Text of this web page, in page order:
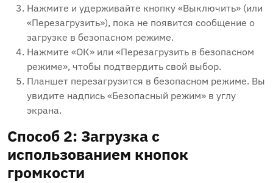
Нажмите и удерживайте кнопку «Выключить» (или
«Перезагрузить»), пока не появится сообщение о
загрузке в безопасном режиме.
Нажмите «ОК» или «Перезагрузить в безопасном
режиме», чтобы подтвердить свой выбор.
Планшет перезагрузится в безопасном режиме. Вы
увидите надпись «Безопасный режим» в углу
экрана.
Способ 2: Загрузка с
использованием кнопок
громкости